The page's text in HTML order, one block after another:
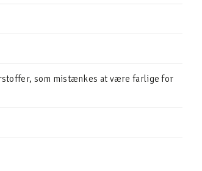
som mistænkes at være farlige for